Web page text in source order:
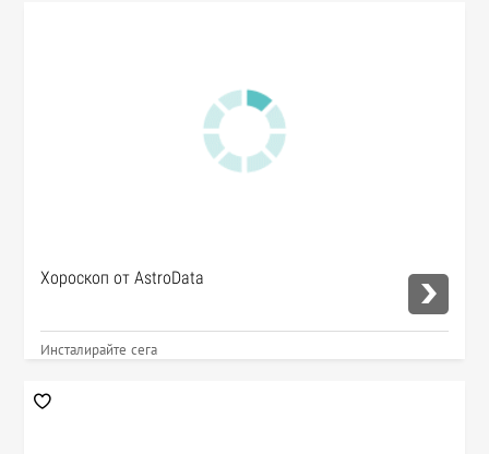
Хороскоп от AstroData
Инсталирайте сега